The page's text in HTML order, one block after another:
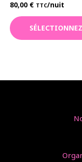
80,00 € TTC/nuit